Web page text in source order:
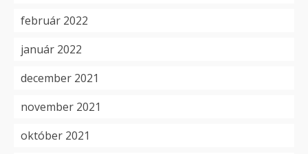
február 2022
január 2022
december 2021
november 2021
október 2021